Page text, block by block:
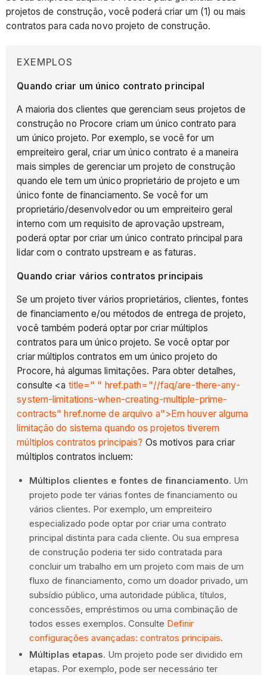
projetos de construção, você poderá criar um (1) ou mais
contratos para cada novo projeto de construção.
EXEMPLOS
Quando criar um único contrato principal
A maioria dos clientes que gerenciam seus projetos de
construção no Procore criam um único contrato para
um único projeto. Por exemplo, se você for um
empreiteiro geral, criar um único contrato é a maneira
mais simples de gerenciar um projeto de construção
quando ele tem um único proprietário de projeto e um
único fonte de financiamento. Se você for um
proprietário/desenvolvedor ou um empreiteiro geral
interno com um requisito de aprovação upstream,
poderá optar por criar um único contrato principal para
lidar com o contrato upstream e as faturas.
Quando criar vários contratos principais
Se um projeto tiver vários proprietários, clientes, fontes
de financiamento e/ou métodos de entrega de projeto,
você também poderá optar por criar múltiplos
contratos para um único projeto. Se você optar por
criar múltiplos contratos em um único projeto do
Procore, há algumas limitações. Para obter detalhes,
consulte <a title=" " href.path="//faq/are-there-any-
system-limitations-when-creating-multiple-prime-
contracts" href.nome de arquivo a">Em houver alguma
limitação do sistema quando os projetos tiverem
múltiplos contratos principais? Os motivos para criar
múltiplos contratos incluem:
Múltiplos clientes e fontes de financiamento. Um
projeto pode ter várias fontes de financiamento ou
vários clientes. Por exemplo, um empreiteiro
especializado pode optar por criar uma contrato
principal distinta para cada cliente. Ou sua empresa
de construção poderia ter sido contratada para
concluir um trabalho em um projeto com mais de um
fluxo de financiamento, como um doador privado, um
subsídio público, uma autoridade pública, títulos,
concessões, empréstimos ou uma combinação de
todos esses exemplos. Consulte Definir
configurações avançadas: contratos principais.
Múltiplas etapas. Um projeto pode ser dividido em
etapas. Por exemplo, pode ser necessário ter